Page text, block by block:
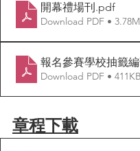
開幕禮場刊.pdf
Download PDF •
報名參賽學校抽籤
Download PDF • 411KB
章程下載